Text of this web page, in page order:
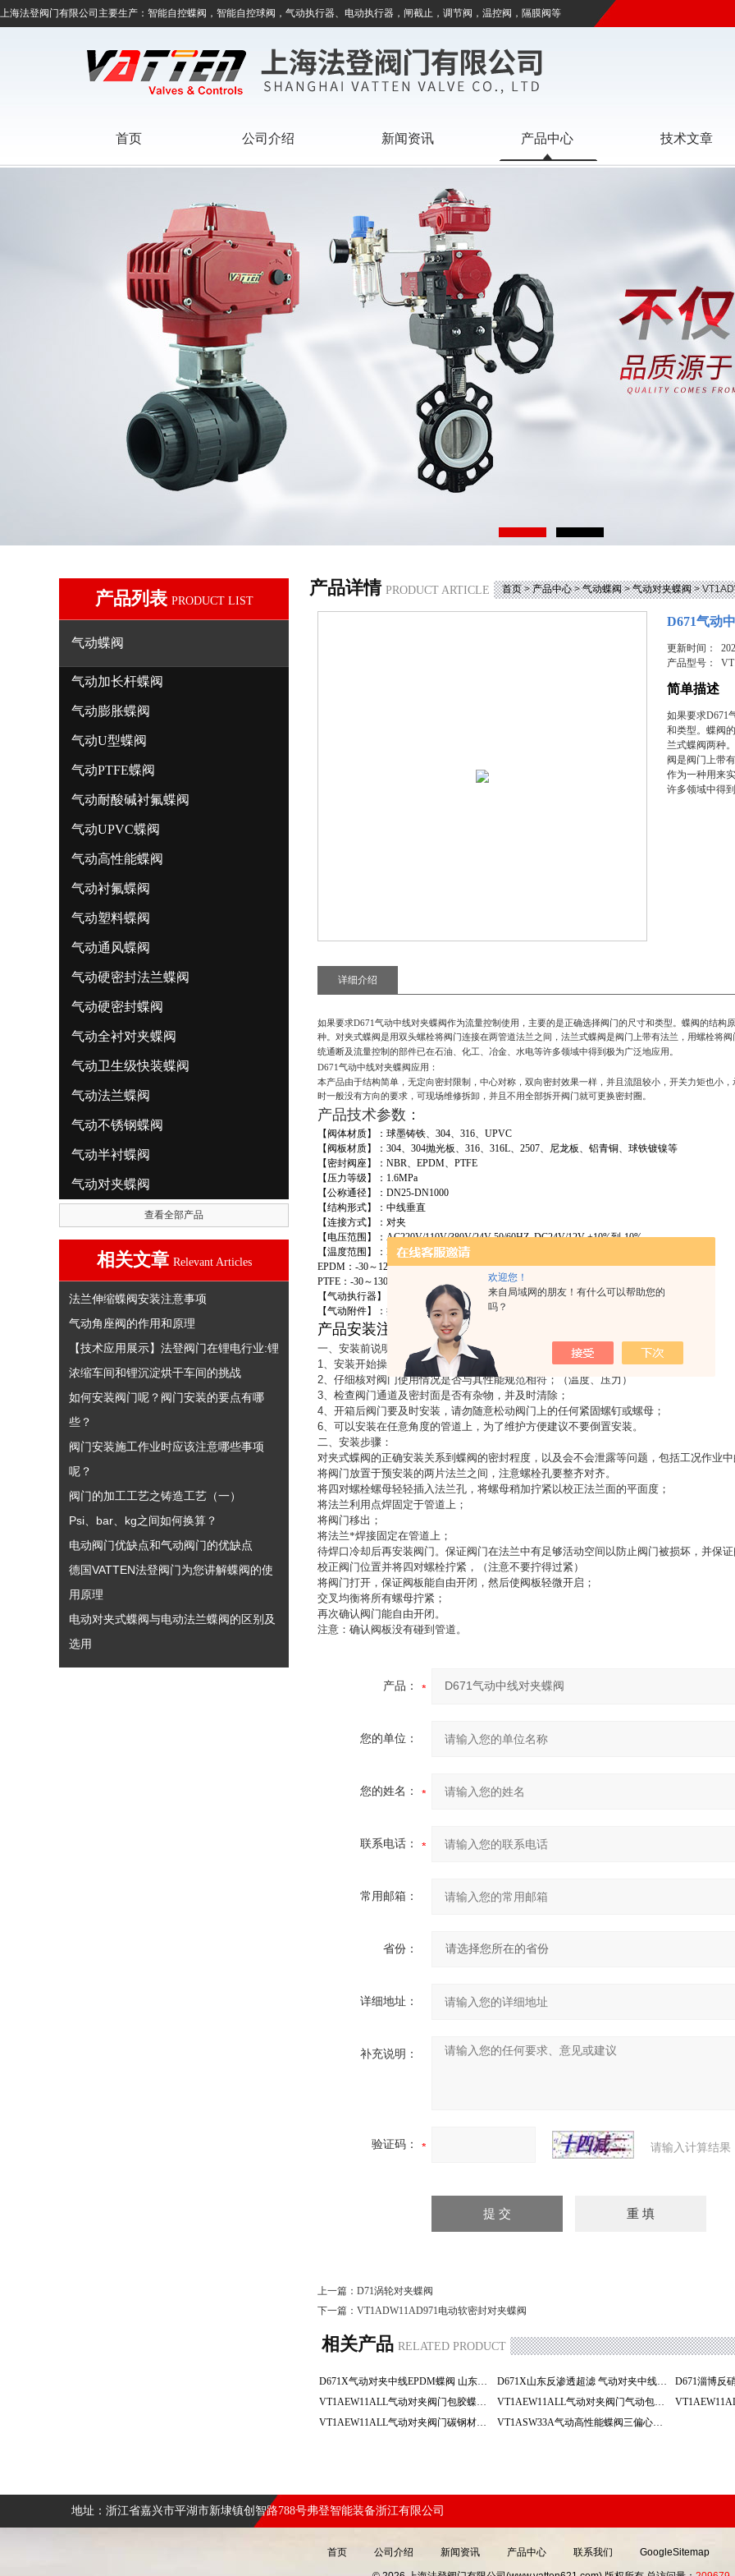
欢迎您！
来自局域网的朋友！有什么可以帮助您的
吗？
上海法登阀门有限公司主要生产：智能自控蝶阀，智能自控球阀，气动执行器、电动执行器，闸截止，调节阀，温控阀，隔膜阀等
首页 公司介绍 新闻资讯 产品中心 技术文章
产品列表 PRODUCT LIST
气动蝶阀
气动加长杆蝶阀
气动膨胀蝶阀
气动U型蝶阀
气动PTFE蝶阀
气动耐酸碱衬氟蝶阀
气动UPVC蝶阀
气动高性能蝶阀
气动衬氟蝶阀
气动塑料蝶阀
气动通风蝶阀
气动硬密封法兰蝶阀
气动硬密封蝶阀
气动全衬对夹蝶阀
气动卫生级快装蝶阀
气动法兰蝶阀
气动不锈钢蝶阀
气动半衬蝶阀
气动对夹蝶阀
查看全部产品
相关文章 Relevant Articles
法兰伸缩蝶阀安装注意事项
气动角座阀的作用和原理
【技术应用展示】法登阀门在锂电行业:锂
浓缩车间和锂沉淀烘干车间的挑战
如何安装阀门呢？阀门安装的要点有哪
些？
阀门安装施工作业时应该注意哪些事项
呢？
阀门的加工工艺之铸造工艺（一）
Psi、bar、kg之间如何换算？
电动阀门优缺点和气动阀门的优缺点
德国VATTEN法登阀门为您讲解蝶阀的使
用原理
电动对夹式蝶阀与电动法兰蝶阀的区别及
选用
产品详情 PRODUCT ARTICLE 首页>产品中心>气动蝶阀>气动对夹蝶阀>
D671气动
更新时间：
产品型号：
简单描述
如果要求D671
和类型。蝶阀
兰式蝶阀两种
阀是阀门上带
作为一种用来
许多领域中得
详细介绍
如果要求D671气动中线对夹蝶阀作为流量控制使用，主要的是正确选择阀门的尺寸和类型。蝶阀的结构
种。对夹式蝶阀是用双头螺栓将阀门连接在两管道法兰之间，法兰式蝶阀是阀门上带有法兰，用螺栓将
统通断及流量控制的部件已在石油、化工、冶金、水电等许多领域中得到极为广泛地应用。
D671气动中线对夹蝶阀应用 ：
本产品由于结构简单，无定向密封限制，中心对称，双向密封效果一样，并且流阻较小，开关力矩也小
时一般没有方向的要求，可现场维修拆卸，并且不用全部拆开阀门就可更换密封圈。
产品技术参数 ：
【阀体材质】：球墨铸铁、 304、 316、 UPVC
【阀板材质】： 304、 304抛光板、 316、 316L、 2507、尼龙板、铝青铜、球铁镀镍等
【密封阀座】： NBR、 EPDM、 PTFE
【压力等级】： 1.6MPa
【公称通径】： DN25-DN1000
【结构形式】：中线垂直
【连接方式】：对夹
【电压范围】： AC220V/110V/380V/24V 50/60HZ DC24V/12V +10%到-10%
【温度范围】： NBR：-30～ 80℃
EPDM ： -30～ 120℃
PTFE ： -30～ 130
【气动执行器】：双作用、单作用
【气动附件】：换向电磁阀、限位开关、空气过滤减压阀、电气定位器、手轮机
产品安装注意事项：
一、安装前说明：
1、安装开始操作前，用空气喷洗清除配管上的外物，配管内面用清水清洗干净。
2、仔细核对阀门使用情况是否与其性能规范相符；（温度、压力）
3、检查阀门通道及密封面是否有杂物，并及时清除；
4、开箱后阀门要及时安装，请勿随意松动阀门上的任何紧固螺钉或螺母；
6、可以安装在任意角度的管道上，为了维护方便建议不要倒置安装。
二、安装步骤：
对夹式蝶阀的正确安装关系到蝶阀的密封程度，以及会不会泄露等问题，包括工况作业
将阀门放置于预安装的两片法兰之间，注意螺栓孔要整齐对齐。
将四对螺栓螺母轻轻插入法兰孔，将螺母稍加拧紧以校正法兰面的平面度；
将法兰利用点焊固定于管道上；
将阀门移出；
将法兰*焊接固定在管道上；
待焊口冷却后再安装阀门。保证阀门在法兰中有足够活动空间以防止阀门被损坏，并保证
校正阀门位置并将四对螺栓拧紧，（注意不要拧得过紧）
将阀门打开，保证阀板能自由开闭，然后使阀板轻微开启；
交叉均衡将所有螺母拧紧；
再次确认阀门能自由开闭。
注意：确认阀板没有碰到管道。
产品：
您的单位：
您的姓名：
联系电话：
常用邮箱：
省份：
详细地址：
补充说明：
验证码： 请输入计算结果
上一篇： D71涡轮对夹蝶阀
下一篇： VT1ADW11AD971电动软密封对夹蝶阀
相关产品 RELATED PRODUCT
D671X气动对夹中线EPDM蝶阀 山东反渗透超滤 D671X山东反渗透超滤 气动对夹中线EPDM蝶阀
VT1AEW11ALL气动对夹阀门包胶蝶阀 阀门 淄博
VT1AEW11ALL气动对夹阀门气动包胶蝶阀 淄博阀门
VT1AEW11ALL气动对夹阀门碳钢材质气动包胶蝶阀 阀门
VT1ASW33A气动高性能蝶阀三偏心蝶阀化工阀门
地址：浙江省嘉兴市平湖市新埭镇创智路788号弗登智能装备浙江有限公司
首页 公司介绍 新闻资讯 产品中心 联系我们 GoogleSitemap